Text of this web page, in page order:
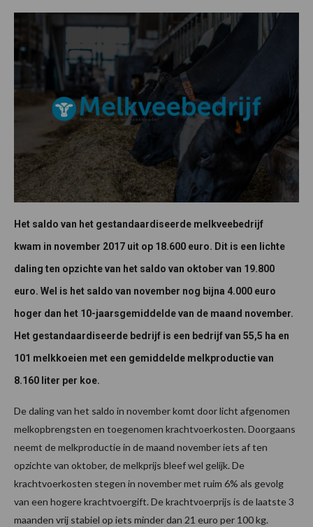
Het saldo van het gestandaardiseerde melkveebedrijf
kwam in november 2017 uit op 18.600 euro. Dit is een lichte
daling ten opzichte van het saldo van oktober van 19.800
euro. Wel is het saldo van november nog bijna 4.000 euro
hoger dan het 10-jaarsgemiddelde van de maand november.
Het gestandaardiseerde bedrijf is een bedrijf van 55,5 ha en
101 melkkoeien met een gemiddelde melkproductie van
8.160 liter per koe.
De daling van het saldo in november komt door licht afgenomen
melkopbrengsten en toegenomen krachtvoerkosten. Doorgaans
neemt de melkproductie in de maand november iets af ten
opzichte van oktober, de melkprijs bleef wel gelijk. De
krachtvoerkosten stegen in november met ruim 6% als gevolg
van een hogere krachtvoergift. De krachtvoerprijs is de laatste 3
maanden vrij stabiel op iets minder dan 21 euro per 100 kg.